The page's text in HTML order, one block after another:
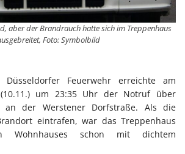
aber der Brandrauch hatte sich im Treppenhaus
Foto: Symbolbild
Feuerwehr erreichte am
(10.11.) um 23:35 Uhr der Notruf über
an der Werstener Dorfstraße. Als die
eintrafen, war das Treppenhaus
Wohnhauses schon mit dichtem